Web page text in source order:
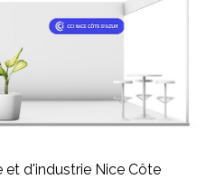
d'industrie Nice Côte